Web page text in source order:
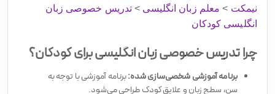
نیمکت > معلم زبان انگلیسی > تدریس خصوصی زبان
انگلیسی کودکان
چرا تدریس خصوصی زبان انگلیسی برای کودکان؟
برنامه آموزشی شخصی‌سازی شده:برنامه آموزشی با توجه به
سن، سطح زبان و علایق کودک طراحی می‌شود.